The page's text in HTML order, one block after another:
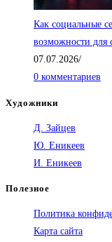
Как социальные
возможности для
07.07.2026/
0 комментариев
Художники
Д. Зайцев
Ю. Еникеев
И. Еникеев
Полезное
Политика
Карта сайта